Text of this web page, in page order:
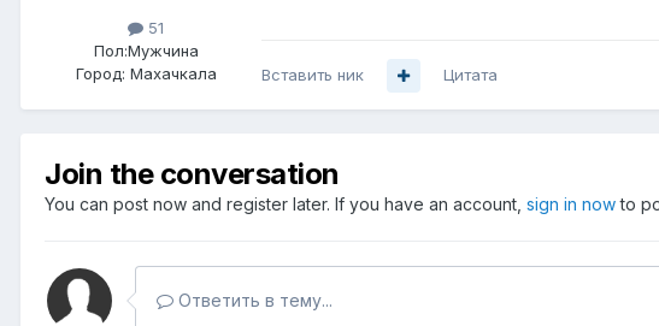
51
Пол:Мужчина
Город: Махачкала Вставить ник Цитата
Join the conversation
You can post now and register later. If you have an account, sign in nowto
Ответить в тему...